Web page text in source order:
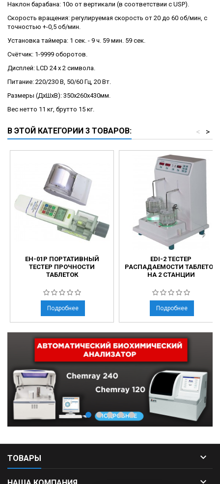
Наклон барабана: 10o от вертикали (в соответствии с USP).
Скорость вращения: регулируемая скорость от 20 до 60 об/мин, с
точностью +-0,5 об/мин.
Установка таймера: 1 сек. - 9 ч. 59 мин. 59 сек.
Счётчик: 1-9999 оборотов.
Дисплей: LCD 24 x 2 символа.
Питание: 220/230 В, 50/60 Гц, 20 Вт.
Размеры (ДхШхВ): 350х260х430мм.
Вес нетто 11 кг, брутто 15 кг.
В ЭТОЙ КАТЕГОРИИ 3 ТОВАРОВ: >
<
EH-01P ПОРТАТИВНЫЙ
ТЕСТЕР ПРОЧНОСТИ
ТАБЛЕТОК
Подробнее
EDI-2 ТЕСТЕР
РАСПАДАЕМОСТИ ТАБЛЕТОК
НА 2 СТАНЦИИ
Подробнее
ТОВАРЫ 